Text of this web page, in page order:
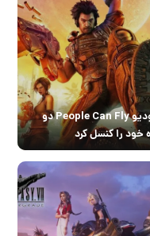
استودیو People Can Fly دو
خود را کنسل کرد